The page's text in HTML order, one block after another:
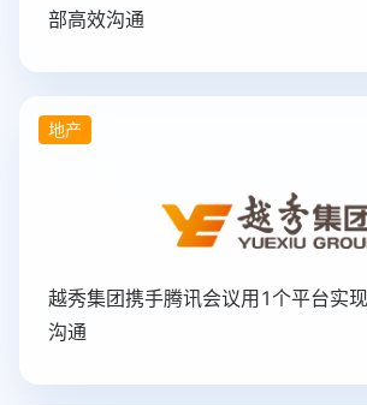
部高效沟通
地产
越秀集团携手腾讯会议用1个平台实
沟通